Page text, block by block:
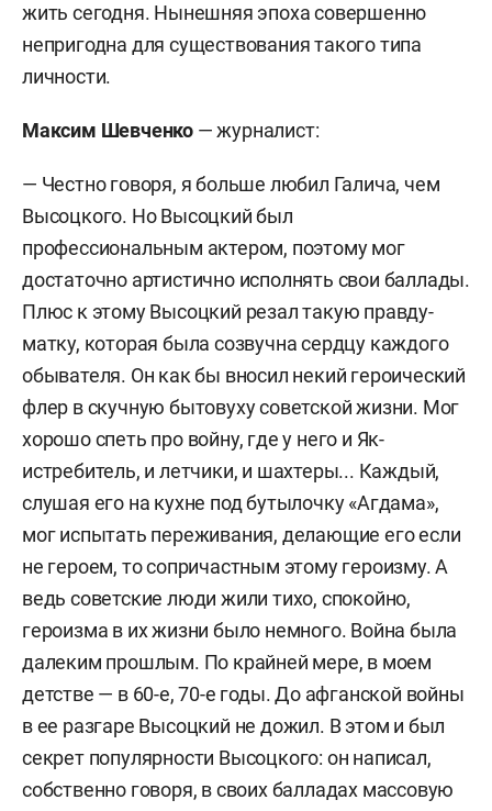
жить сегодня. Нынешняя эпоха совершенно
непригодна для существования такого типа
личности.
Максим Шевченко — журналист:
— Честно говоря, я больше любил Галича, чем
Высоцкого. Но Высоцкий был
профессиональным актером, поэтому мог
достаточно артистично исполнять свои баллады.
Плюс к этому Высоцкий резал такую правду-
матку, которая была созвучна сердцу каждого
обывателя. Он как бы вносил некий героический
флер в скучную бытовуху советской жизни. Мог
хорошо спеть про войну, где у него и Як-
истребитель, и летчики, и шахтеры... Каждый,
слушая его на кухне под бутылочку «Агдама»,
мог испытать переживания, делающие его если
не героем, то сопричастным этому героизму. А
ведь советские люди жили тихо, спокойно,
героизма в их жизни было немного. Война была
далеким прошлым. По крайней мере, в моем
детстве — в 60-е, 70-е годы. До афганской войны
в ее разгаре Высоцкий не дожил. В этом и был
секрет популярности Высоцкого: он написал,
собственно говоря, в своих балладах массовую